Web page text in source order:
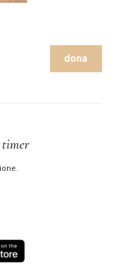
dona
timer